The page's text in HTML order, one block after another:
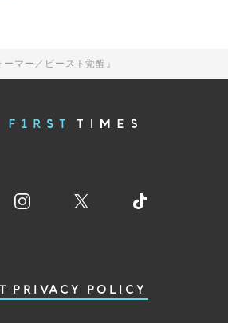
ーマー／ビースト覚醒』
PRIVACY POLICY